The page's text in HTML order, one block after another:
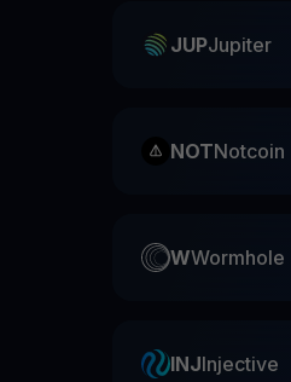
JUPJupiter
NOTNotcoin
WWormhole
INJInjective